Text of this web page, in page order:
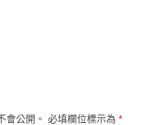
會公開。 必填欄位標示為 *